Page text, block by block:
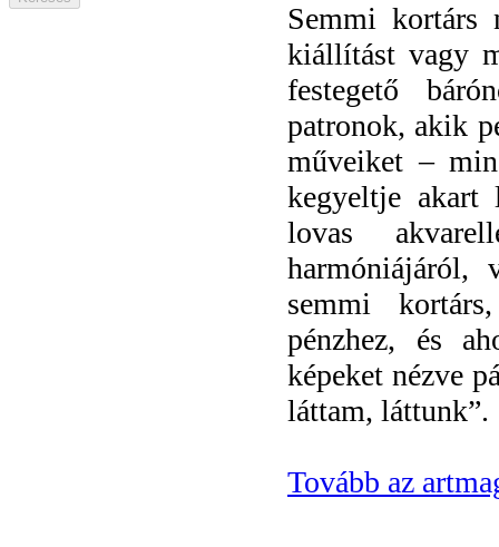
Semmi kortárs
kiállítást vagy
festegető
patronok, akik
műveiket –
kegyeltje akart
lovas
harmóniájáról,
semmi
pénzhez, és
képeket nézve
láttam, láttunk”.
Tovább az